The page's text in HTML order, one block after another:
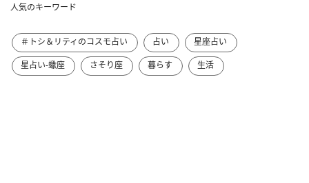
人気のキーワード
＃トシ＆リティのコスモ占い 占い
星座占い
星占い-蠍座
さそり座 暮らす 生活